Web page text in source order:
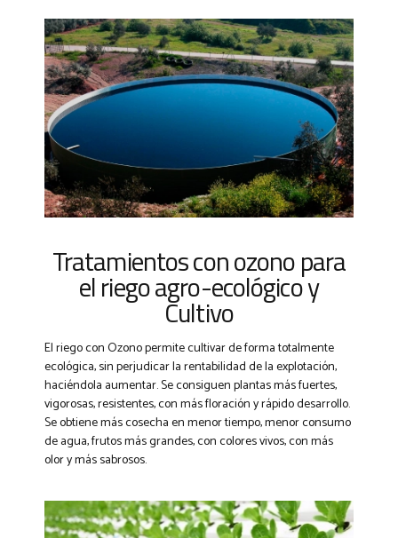
Tratamientos con ozono para
el riego agro-ecológico y
Cultivo
El riego con Ozono permite cultivar de forma totalmente
ecológica, sin perjudicar la rentabilidad de la explotación,
haciéndola aumentar. Se consiguen plantas más fuertes,
vigorosas, resistentes, con más floración y rápido desarrollo.
Se obtiene más cosecha en menor tiempo, menor consumo
de agua, frutos más grandes, con colores vivos, con más
olor y más sabrosos.